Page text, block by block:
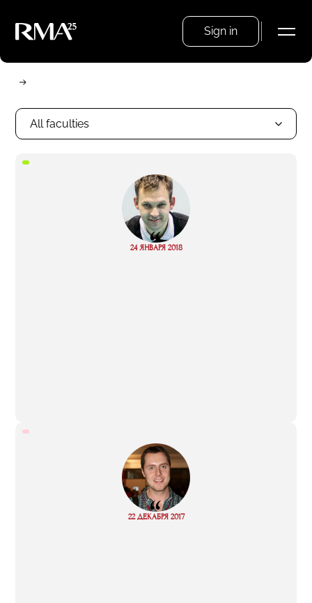
Sign in
All faculties
“
24 ЯНВАРЯ 2018
Read
“
22 ДЕКАБРЯ 2017
Read